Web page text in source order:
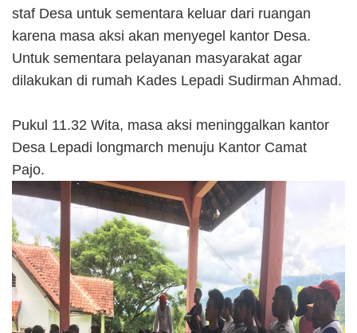
staf Desa untuk sementara keluar dari ruangan
karena masa aksi akan menyegel kantor Desa.
Untuk sementara pelayanan masyarakat agar
dilakukan di rumah Kades Lepadi Sudirman Ahmad.
Pukul 11.32 Wita, masa aksi meninggalkan kantor
Desa Lepadi longmarch menuju Kantor Camat
Pajo.